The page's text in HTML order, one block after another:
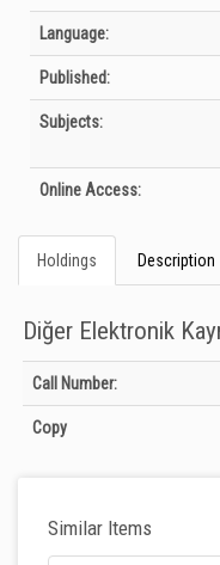
Language:
Published:
Subjects:
Online Access:
Holdings Description
Diğer Elektronik
Holdings details from Diğer
Call Number:
Copy
Similar Items